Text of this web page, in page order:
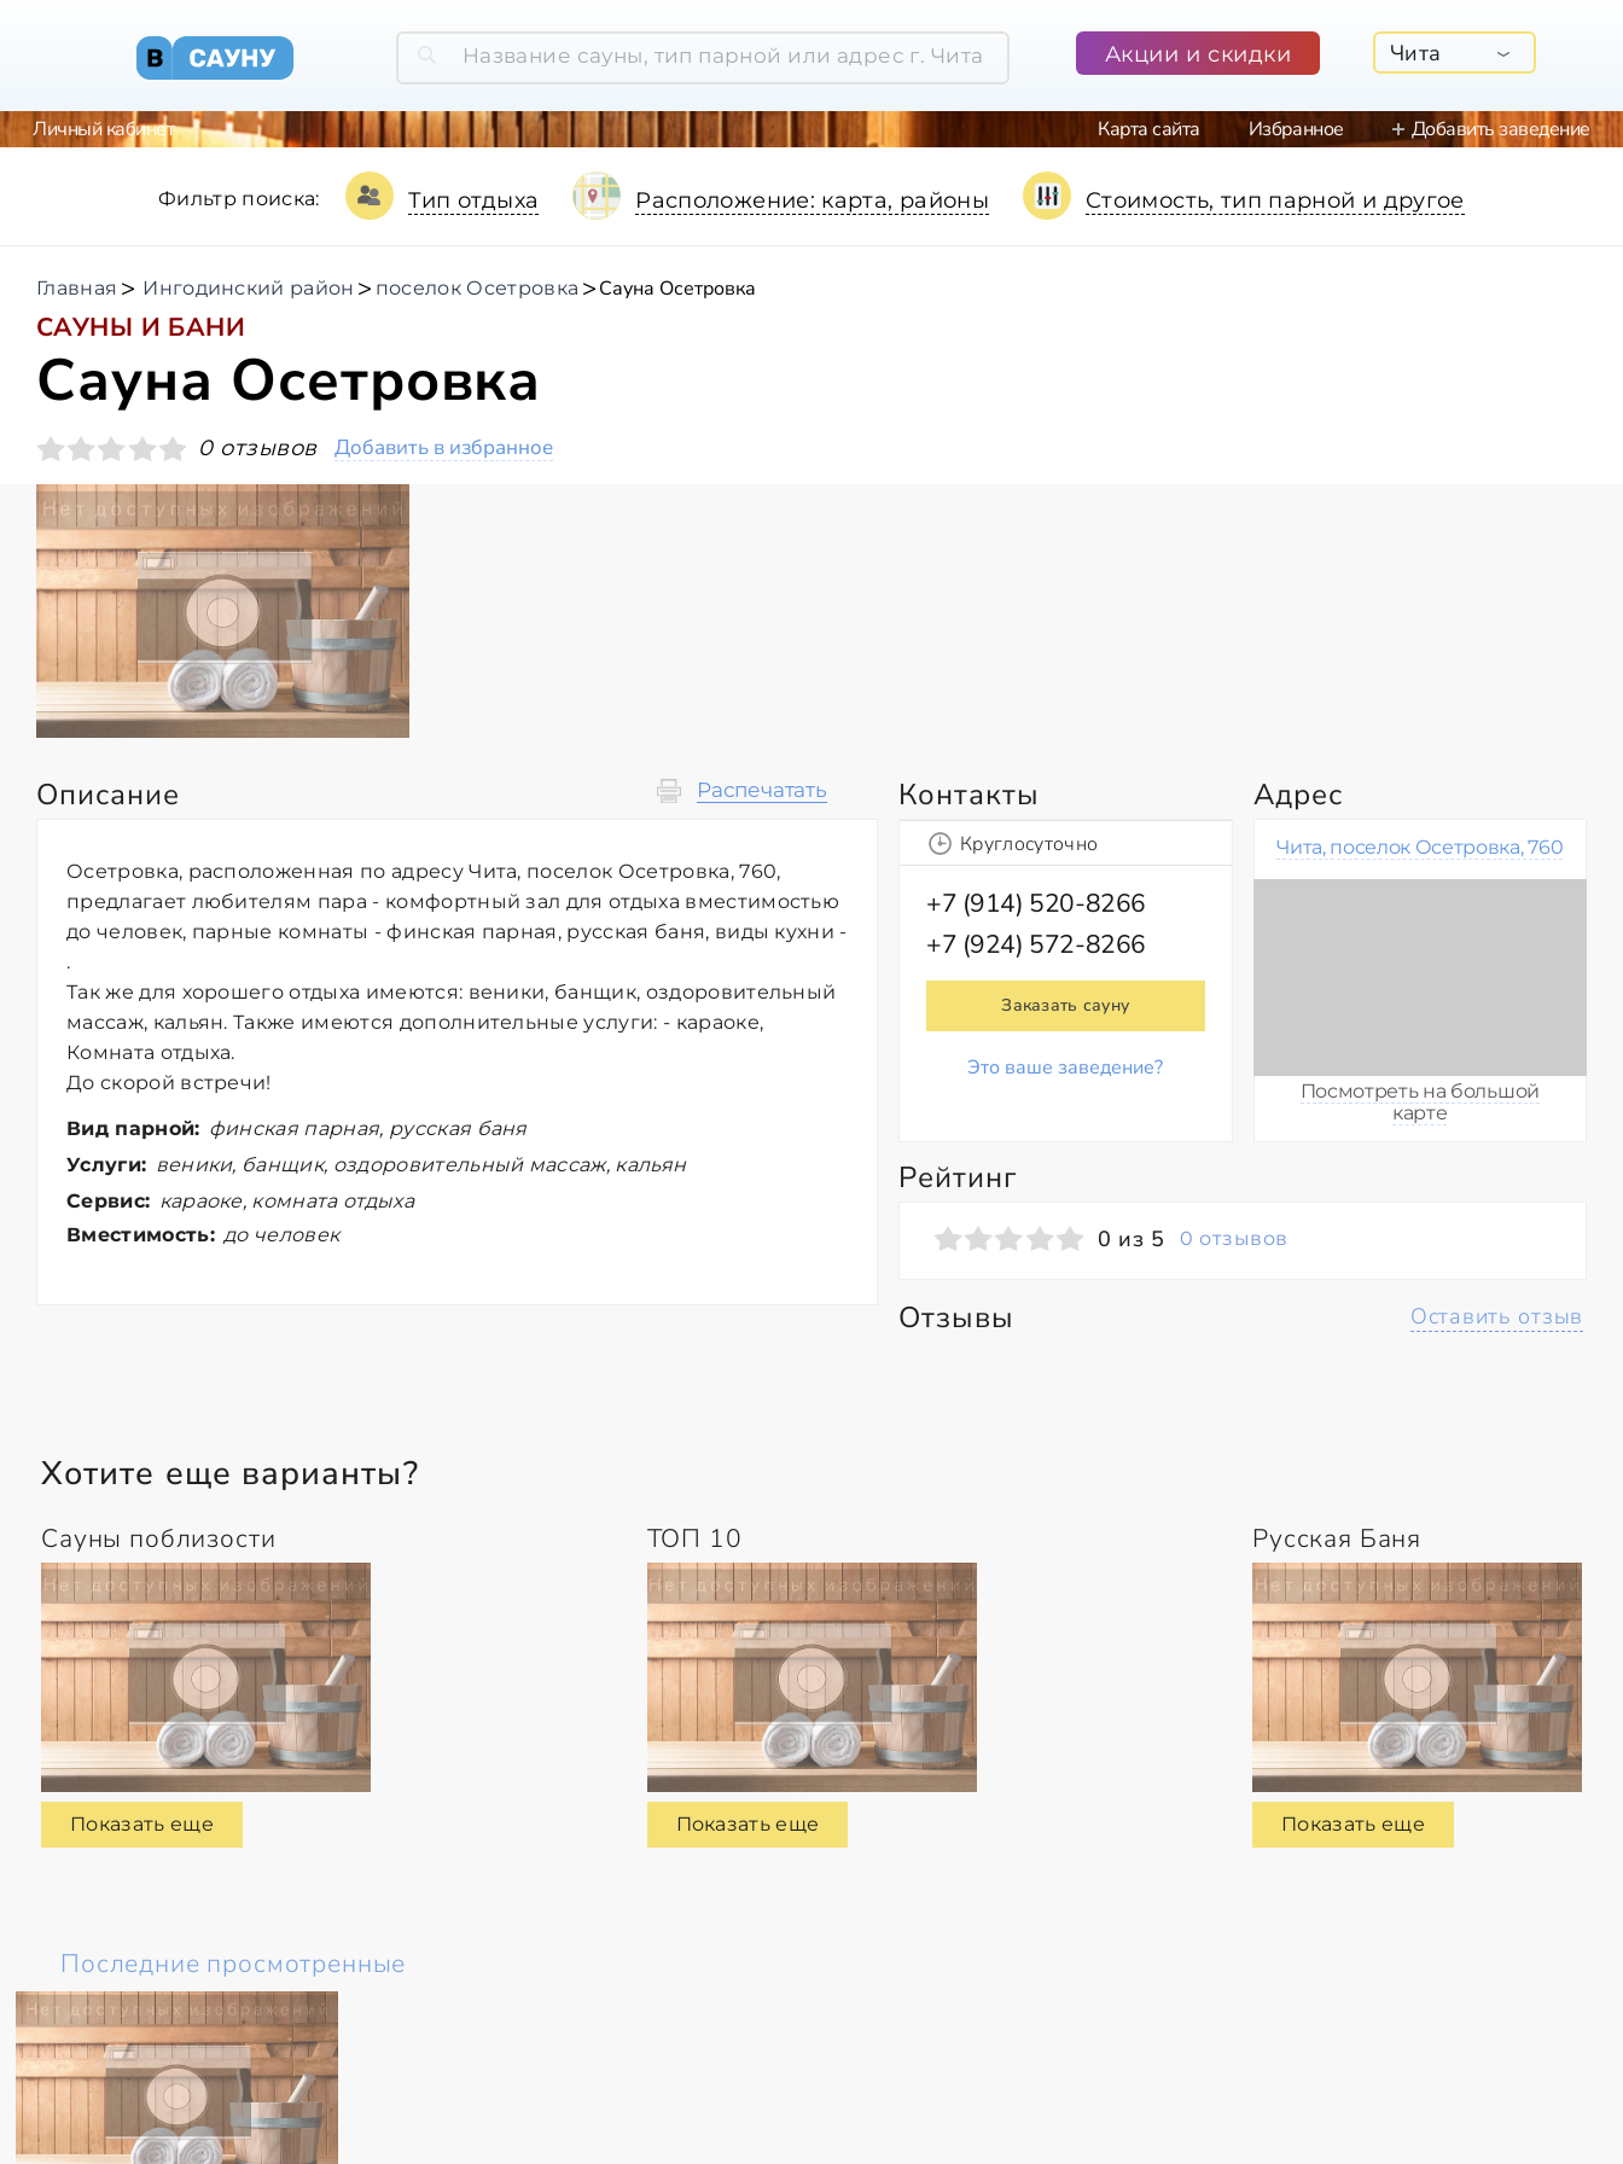
Акции и скидки Чита
Личный кабинет Карта сайта Избранное Добавить заведение
Фильтр поиска: Тип отдыха Расположение: карта, районы Стоимость, тип парной и другое
Главная Ингодинский район поселок Осетровка Сауна Осетровка
САУНЫ И БАНИ
Сауна Осетровка
0 отзывов Добавить в избранное
Описание Распечатать
Осетровка, расположенная по адресу Чита, поселок Осетровка, 760,
предлагает любителям пара - комфортный зал для отдыха вместимостью
до человек, парные комнаты - финская парная, русская баня, виды кухни -
.
Так же для хорошего отдыха имеются: веники, банщик, оздоровительный
массаж, кальян. Также имеются дополнительные услуги: - караоке,
Комната отдыха.
До скорой встречи!
Вид парной: финская парная, русская баня
Услуги: веники, банщик, оздоровительный массаж, кальян
Сервис: караоке, комната отдыха
Вместимость: до человек
Контакты
Круглосуточно
+7 (914) 520-8266
+7 (924) 572-8266
Заказать сауну
Это ваше заведение?
Адрес
Чита, поселок Осетровка, 760
Посмотреть на большой
карте
Рейтинг
0 из 5 0 отзывов
Отзывы Оставить отзыв
Хотите еще варианты?
Сауны поблизости
Показать еще
ТОП 10
Показать еще
Русская Баня
Показать еще
Последние просмотренные